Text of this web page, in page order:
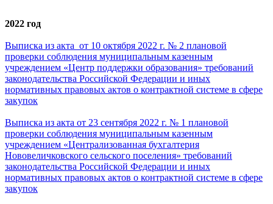
2022 год
Выписка из акта от 10 октября 2022 г. № 2 плановой
проверки соблюдения муниципальным казенным
учреждением «Центр поддержки образования» требований
законодательства Российской Федерации и иных
нормативных правовых актов о контрактной системе в сфере
закупок
Выписка из акта от 23 сентября 2022 г. № 1 плановой
проверки соблюдения муниципальным казенным
учреждением «Централизованная бухгалтерия
Нововеличковского сельского поселения» требований
законодательства Российской Федерации и иных
нормативных правовых актов о контрактной системе в сфере
закупок